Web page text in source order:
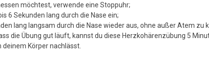
möchtest, verwende eine Stoppuhr;
6 Sekunden lang durch die Nase ein;
lang langsam durch die Nase wieder aus, ohne außer Atem zu
die Übung gut läuft, kannst du diese Herzkohärenzübung 5
Körper nachlässt.